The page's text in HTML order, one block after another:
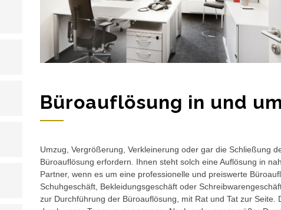
Büroauflösung in und
Umzug, Vergrößerung, Verkleinerung oder gar die Schließung
Büroauflösung erfordern. Ihnen steht solch eine Auflösung in
Partner, wenn es um eine professionelle und preiswerte
Schuhgeschäft, Bekleidungsgeschäft oder
zur Durchführung der Büroauflösung, mit Rat und Tat zur